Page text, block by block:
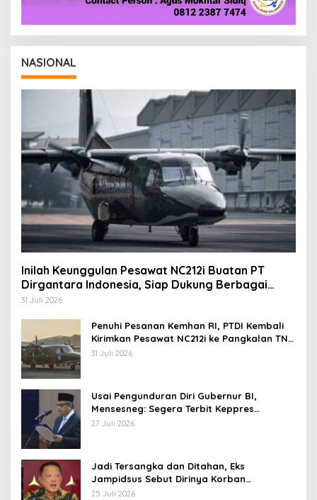
NASIONAL
Inilah Keunggulan Pesawat NC212i Buatan PT
Dirgantara Indonesia, Siap Dukung Berbagai
Operasi TNI
31 Juli 2026
Penuhi Pesanan Kemhan RI, PTDI Kembali
Kirimkan Pesawat NC212i ke Pangkalan TNI
AU
31 Juli 2026
Usai Pengunduran Diri Gubernur BI,
Mensesneg: Segera Terbit Keppres
Pemberhentian dengan Hormat
27 Juli 2026
Jadi Tersangka dan Ditahan, Eks
Jampidsus Sebut Dirinya Korban
Kriminalisasi
25 Juli 2026